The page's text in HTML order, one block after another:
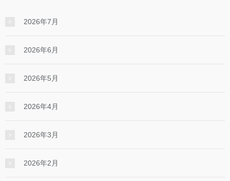
2026年7月
2026年6月
2026年5月
2026年4月
2026年3月
2026年2月